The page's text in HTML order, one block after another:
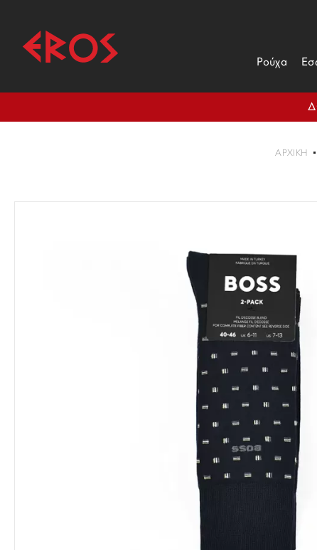
Ρούχα
ΑΡΧΙΚΉ